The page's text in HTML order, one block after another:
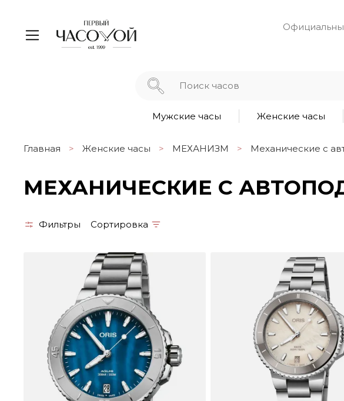
Мужские часы Женские часы
Главная Женские часы МЕХАНИЗМ Механические с
МЕХАНИЧЕСКИЕ С
Фильтры Сортировка